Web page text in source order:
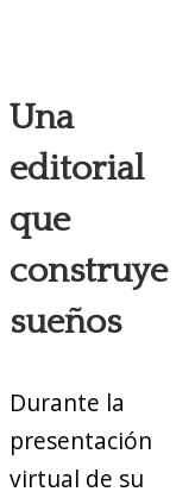
Una
editorial
que
construye
sueños
Durante la
presentación
virtual de su